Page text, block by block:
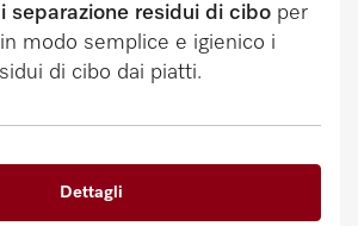
separazione residui di cibo per
modo semplice e igienico i
di cibo dai piatti.
Dettagli